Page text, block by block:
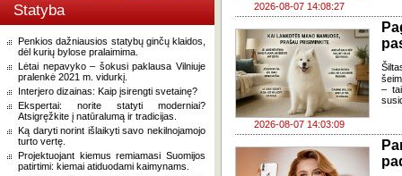
Statyba
Penkios dažniausios statybų ginčų klaidos,
dėl kurių bylose pralaimima.
Lėtai nepavyko – šokusi paklausa Vilniuje
pralenkė 2021 m. vidurkį.
Interjero dizainas: Kaip įsirengti svetainę?
Ekspertai: norite statyti moderniai?
Atsigręžkite į natūralumą ir tradicijas.
Ką daryti norint išlaikyti savo nekilnojamojo
turto vertę.
Projektuojant kiemus remiamasi Suomijos
patirtimi: kiemai atiduodami kaimynams.
2026-08-07 14:08:27
2026-08-07 14:03:09
–